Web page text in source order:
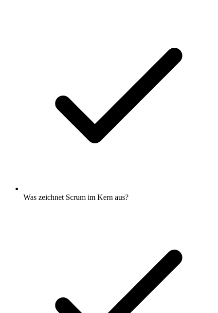
Was zeichnet Scrum im Kern aus?